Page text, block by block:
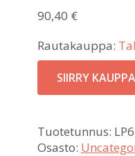
90,40 €
Rautakauppa:
SIIRRY
Tuotetunnus:
Osasto: